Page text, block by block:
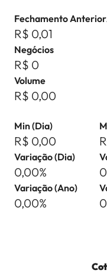
Fechamento Anterior
R$ 0,01
Negócios
R$ 0
Volume
R$ 0,00
Min (Dia)
R$ 0,00
Variação (Dia)
0,00%
Variação (Ano)
0,00%